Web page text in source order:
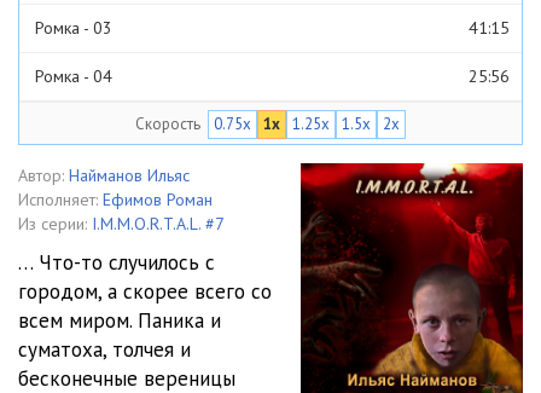
Ромка - 03 41:15
Ромка - 04 25:56
Ромка - 06 31:18
Ромка - 07 34:50
Ромка - 08 23:48
Ромка - 09 31:14
Ромка - 10 31:16
Скорость 0.75x 1x 1.25x 1.5x 2x
Автор: Найманов Ильяс
Исполняет: Ефимов Роман
Из серии: I.M.M.O.R.T.A.L. #7
… Что-то случилось с
городом, а скорее всего со
всем миром. Паника и
суматоха, толчея и
бесконечные вереницы